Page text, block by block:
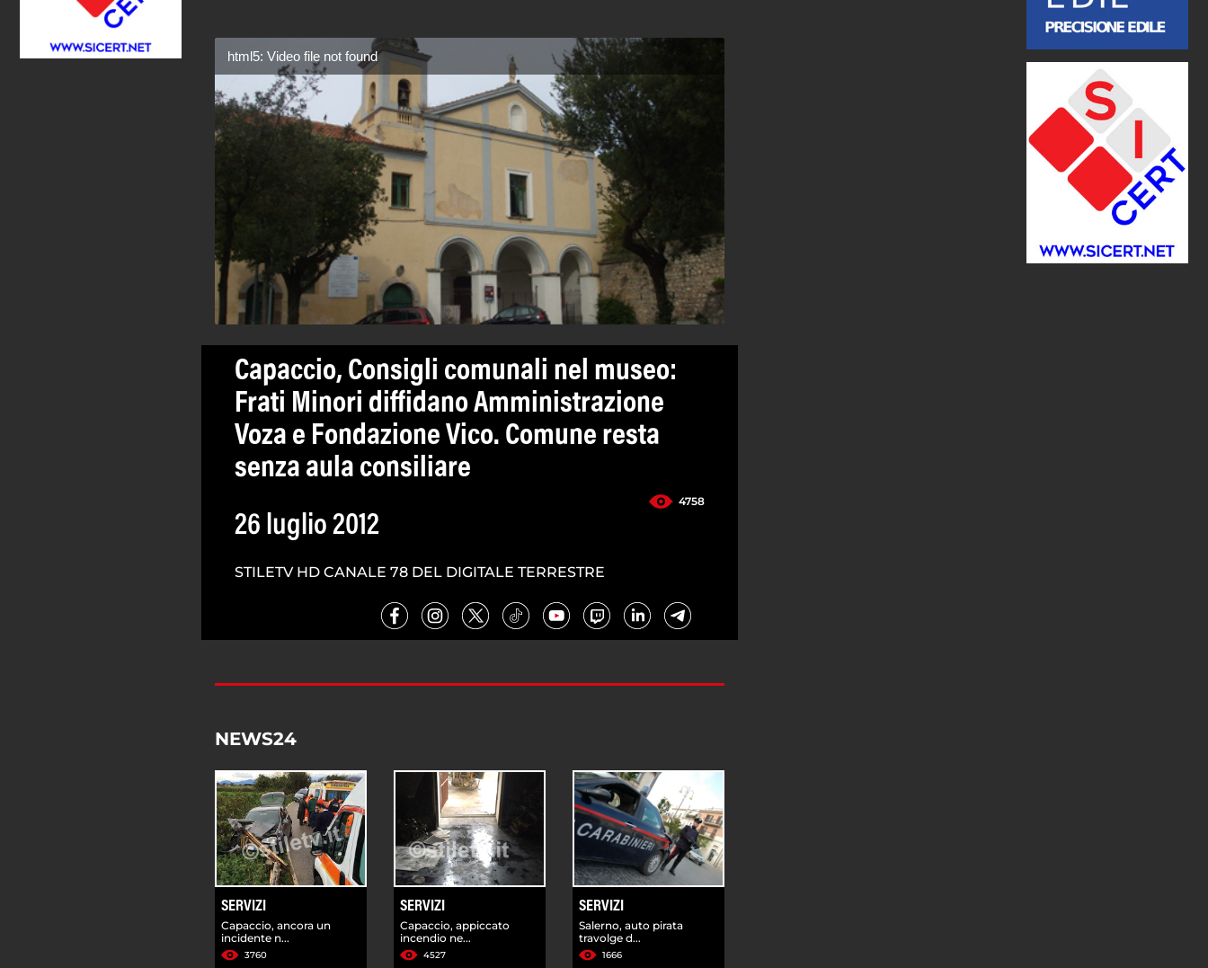
html5: Video file not found
Capaccio, Consigli comunali nel museo:
Frati Minori diffidano Amministrazione
Voza e Fondazione Vico. Comune resta
senza aula consiliare
4758
26 luglio 2012
STILETV HD CANALE 78 DEL DIGITALE TERRESTRE
NEWS24
SERVIZI
Capaccio, ancora un
incidente n...
3760
SERVIZI
Capaccio, appiccato
incendio ne...
4527
SERVIZI
Salerno, auto pirata
travolge d...
1666